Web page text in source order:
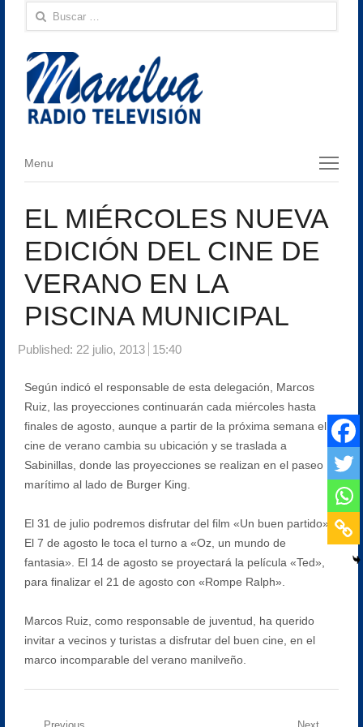
Buscar:
Menu
Menu
EL MIÉRCOLES NUEVA
EDICIÓN DEL CINE DE
VERANO EN LA
PISCINA MUNICIPAL
Published: 22 julio, 2013 15:40
Según indicó el responsable de esta delegación, Marcos
Ruiz, las proyecciones continuarán cada miércoles hasta
finales de agosto, aunque a partir de la próxima semana el
cine de verano cambia su ubicación y se traslada a
Sabinillas, donde las proyecciones se realizan en el paseo
marítimo al lado de Burger King.
El 31 de julio podremos disfrutar del film «Un buen partido».
El 7 de agosto le toca el turno a «Oz, un mundo de
fantasia». El 14 de agosto se proyectará la película «Ted»,
para finalizar el 21 de agosto con «Rompe Ralph».
Marcos Ruiz, como responsable de juventud, ha querido
invitar a vecinos y turistas a disfrutar del buen cine, en el
marco incomparable del verano manilveño.